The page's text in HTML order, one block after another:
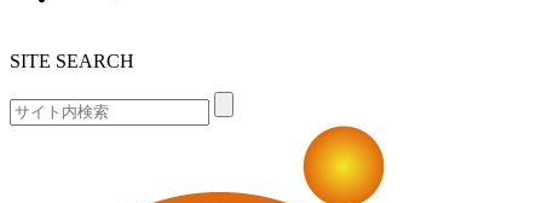
SITE SEARCH